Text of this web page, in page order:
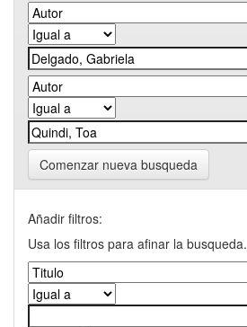
Comenzar nueva busqueda
Añadir filtros:
Usa los filtros para afinar la busqueda.